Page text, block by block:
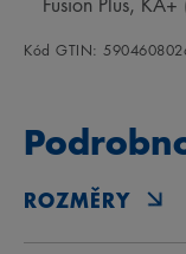
Kód GTIN:
ROZMĚRY